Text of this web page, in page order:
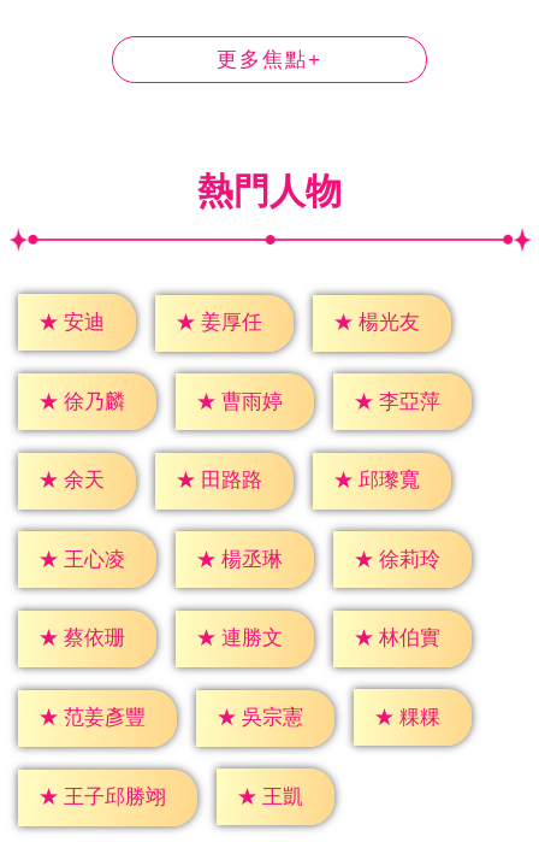
更多焦點+
熱門人物
★ 安迪 ★ 姜厚任 ★ 楊光友
★ 徐乃麟 ★ 曹雨婷 ★ 李亞萍
★ 余天 ★ 田路路 ★ 邱瓈寬
★ 王心凌 ★ 楊丞琳 ★ 徐莉玲
★ 蔡依珊 ★ 連勝文 ★ 林伯實
★ 范姜彥豐 ★ 吳宗憲 ★ 粿粿
★ 王子邱勝翊 ★ 王凱